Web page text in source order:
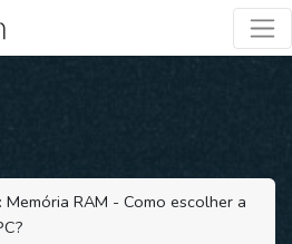
Memória RAM - Como escolher a